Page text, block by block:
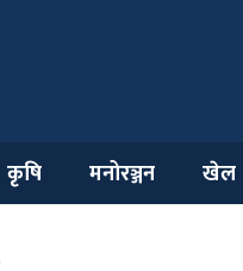
कृषि मनोरञ्जन खेल